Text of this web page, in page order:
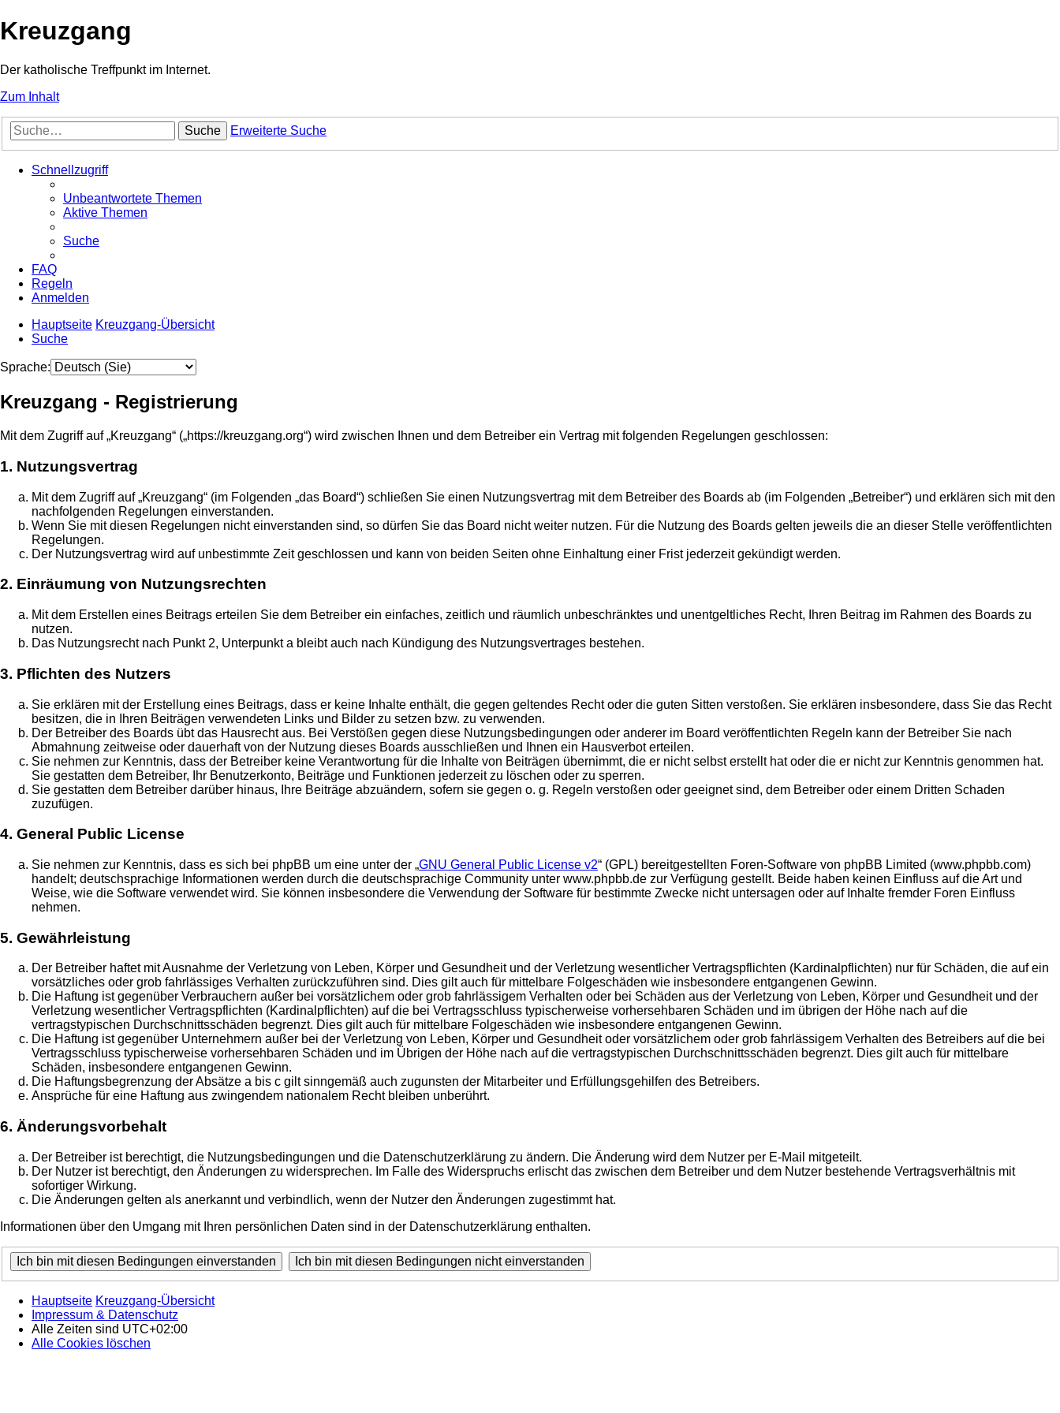
Kreuzgang
Der katholische Treffpunkt im Internet.
Zum Inhalt
Suche Erweiterte Suche
Schnellzugriff
Unbeantwortete Themen
Aktive Themen
Suche
FAQ
Regeln
Anmelden
Hauptseite Kreuzgang-Übersicht
Suche
Sprache:
Kreuzgang - Registrierung
Mit dem Zugriff auf „Kreuzgang“ („https://kreuzgang.org“) wird zwischen Ihnen und dem Betreiber ein Vertrag mit folgenden Regelungen geschlossen:
1. Nutzungsvertrag
Mit dem Zugriff auf „Kreuzgang“ (im Folgenden „das Board“) schließen Sie einen Nutzungsvertrag mit dem Betreiber des Boards ab (im Folgenden „Betreiber“) und erklären sich mit den
nachfolgenden Regelungen einverstanden.
Wenn Sie mit diesen Regelungen nicht einverstanden sind, so dürfen Sie das Board nicht weiter nutzen. Für die Nutzung des Boards gelten jeweils die an dieser Stelle veröffentlichten
Regelungen.
Der Nutzungsvertrag wird auf unbestimmte Zeit geschlossen und kann von beiden Seiten ohne Einhaltung einer Frist jederzeit gekündigt werden.
2. Einräumung von Nutzungsrechten
Mit dem Erstellen eines Beitrags erteilen Sie dem Betreiber ein einfaches, zeitlich und räumlich unbeschränktes und unentgeltliches Recht, Ihren Beitrag im Rahmen des Boards zu
nutzen.
Das Nutzungsrecht nach Punkt 2, Unterpunkt a bleibt auch nach Kündigung des Nutzungsvertrages bestehen.
3. Pflichten des Nutzers
Sie erklären mit der Erstellung eines Beitrags, dass er keine Inhalte enthält, die gegen geltendes Recht oder die guten Sitten verstoßen. Sie erklären insbesondere, dass Sie das Recht
besitzen, die in Ihren Beiträgen verwendeten Links und Bilder zu setzen bzw. zu verwenden.
Der Betreiber des Boards übt das Hausrecht aus. Bei Verstößen gegen diese Nutzungsbedingungen oder anderer im Board veröffentlichten Regeln kann der Betreiber Sie nach
Abmahnung zeitweise oder dauerhaft von der Nutzung dieses Boards ausschließen und Ihnen ein Hausverbot erteilen.
Sie nehmen zur Kenntnis, dass der Betreiber keine Verantwortung für die Inhalte von Beiträgen übernimmt, die er nicht selbst erstellt hat oder die er nicht zur Kenntnis genommen hat.
Sie gestatten dem Betreiber, Ihr Benutzerkonto, Beiträge und Funktionen jederzeit zu löschen oder zu sperren.
Sie gestatten dem Betreiber darüber hinaus, Ihre Beiträge abzuändern, sofern sie gegen o. g. Regeln verstoßen oder geeignet sind, dem Betreiber oder einem Dritten Schaden
zuzufügen.
4. General Public License
Sie nehmen zur Kenntnis, dass es sich bei phpBB um eine unter der „GNU General Public License v2“ (GPL) bereitgestellten Foren-Software von phpBB Limited (www.phpbb.com)
handelt; deutschsprachige Informationen werden durch die deutschsprachige Community unter www.phpbb.de zur Verfügung gestellt. Beide haben keinen Einfluss auf die Art und
Weise, wie die Software verwendet wird. Sie können insbesondere die Verwendung der Software für bestimmte Zwecke nicht untersagen oder auf Inhalte fremder Foren Einfluss
nehmen.
5. Gewährleistung
Der Betreiber haftet mit Ausnahme der Verletzung von Leben, Körper und Gesundheit und der Verletzung wesentlicher Vertragspflichten (Kardinalpflichten) nur für Schäden, die auf ein
vorsätzliches oder grob fahrlässiges Verhalten zurückzuführen sind. Dies gilt auch für mittelbare Folgeschäden wie insbesondere entgangenen Gewinn.
Die Haftung ist gegenüber Verbrauchern außer bei vorsätzlichem oder grob fahrlässigem Verhalten oder bei Schäden aus der Verletzung von Leben, Körper und Gesundheit und der
Verletzung wesentlicher Vertragspflichten (Kardinalpflichten) auf die bei Vertragsschluss typischerweise vorhersehbaren Schäden und im übrigen der Höhe nach auf die
vertragstypischen Durchschnittsschäden begrenzt. Dies gilt auch für mittelbare Folgeschäden wie insbesondere entgangenen Gewinn.
Die Haftung ist gegenüber Unternehmern außer bei der Verletzung von Leben, Körper und Gesundheit oder vorsätzlichem oder grob fahrlässigem Verhalten des Betreibers auf die bei
Vertragsschluss typischerweise vorhersehbaren Schäden und im Übrigen der Höhe nach auf die vertragstypischen Durchschnittsschäden begrenzt. Dies gilt auch für mittelbare
Schäden, insbesondere entgangenen Gewinn.
Die Haftungsbegrenzung der Absätze a bis c gilt sinngemäß auch zugunsten der Mitarbeiter und Erfüllungsgehilfen des Betreibers.
Ansprüche für eine Haftung aus zwingendem nationalem Recht bleiben unberührt.
6. Änderungsvorbehalt
Der Betreiber ist berechtigt, die Nutzungsbedingungen und die Datenschutzerklärung zu ändern. Die Änderung wird dem Nutzer per E-Mail mitgeteilt.
Der Nutzer ist berechtigt, den Änderungen zu widersprechen. Im Falle des Widerspruchs erlischt das zwischen dem Betreiber und dem Nutzer bestehende Vertragsverhältnis mit
sofortiger Wirkung.
Die Änderungen gelten als anerkannt und verbindlich, wenn der Nutzer den Änderungen zugestimmt hat.
Informationen über den Umgang mit Ihren persönlichen Daten sind in der Datenschutzerklärung enthalten.
Hauptseite Kreuzgang-Übersicht
Impressum & Datenschutz
Alle Zeiten sind UTC+02:00
Alle Cookies löschen